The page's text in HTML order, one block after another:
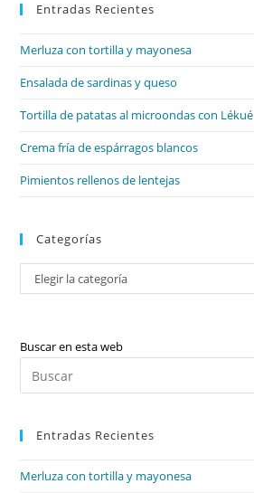
Entradas Recientes
Merluza con tortilla y mayonesa
Ensalada de sardinas y queso
Tortilla de patatas al microondas con Lékué
Crema fría de espárragos blancos
Pimientos rellenos de lentejas
Categorías
Categorías
Elegir la categoría
Buscar en esta web
Entradas Recientes
Merluza con tortilla y mayonesa